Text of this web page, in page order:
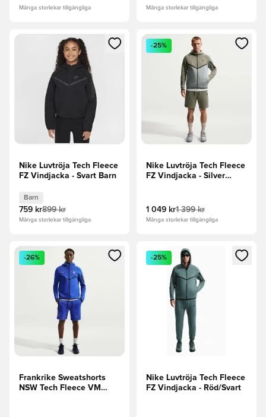
Många storlekar tillgängliga Många storlekar tillgängliga
Öppnar en Modal för att logga in eller registrera dig som
Nike Luvtröja Tech Fleece
FZ Vindjacka - Svart Barn
Barn
759 kr899 kr
Många storlekar tillgängliga
Öppnar en Modal för att
-25%
Nike Luvtröja Tech Fleece
FZ Vindjacka - Silver
1 049 kr1 399 kr
Många storlekar tillgängliga
Öppnar en Modal för att logga in eller registrera dig som
-26%
Frankrike Sweatshorts
NSW Tech Fleece VM
Öppnar en Modal för att
-25%
Nike Luvtröja Tech Fleece
FZ Vindjacka - Röd/Svart